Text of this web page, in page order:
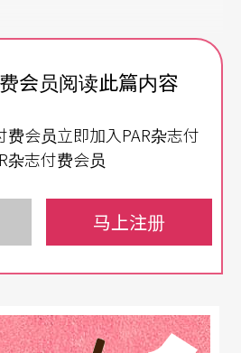
会员阅读此篇内容
费会员立即加入PAR杂志付
杂志付费会员
马上注册